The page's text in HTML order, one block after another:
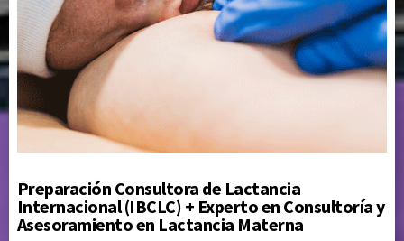
Preparación Consultora de Lactancia
Internacional (IBCLC) + Experto en Consultoría y
Asesoramiento en Lactancia Materna